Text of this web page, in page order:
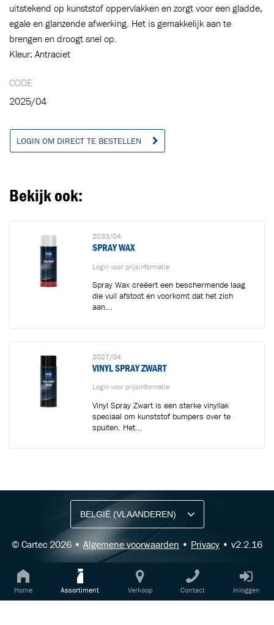
Home Assortiment Verkoop Contact Inloggen
uitstekend op kunststof oppervlakken en zorgt voor een gladde,
egale en glanzende afwerking. Het is gemakkelijk aan te
brengen en droogt snel op.
Kleur: Antraciet
CODE
2025/04
LOGIN OM DIRECT TE BESTELLEN
Bekijk ook:
2033/04
SPRAY WAX
Login voor prijsinformatie
Spray Wax creëert een beschermende laag
die vuil afstoot en voorkomt dat het zich
aan...
2027/04
VINYL SPRAY ZWART
Login voor prijsinformatie
Vinyl Spray Zwart is een sterke vinyllak
speciaal om kunststof bumpers over te
spuiten. Het...
© Cartec 2026 • Algemene voorwaarden • Privacy • v2.2.16
Toegevoegd aan winkelwagen
Ontvang vakgerelateerde tips,
aanbiedingen en productupdates van Cartec.